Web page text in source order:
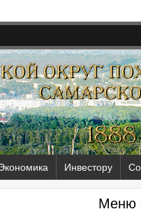
Инвестору
Меню